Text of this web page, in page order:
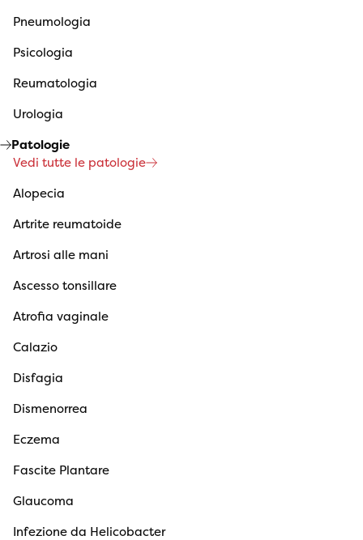
Pneumologia
Psicologia
Reumatologia
Urologia
Patologie
Vedi tutte le patologie
Alopecia
Artrite reumatoide
Artrosi alle mani
Ascesso tonsillare
Atrofia vaginale
Calazio
Disfagia
Dismenorrea
Eczema
Fascite Plantare
Glaucoma
Infezione da Helicobacter